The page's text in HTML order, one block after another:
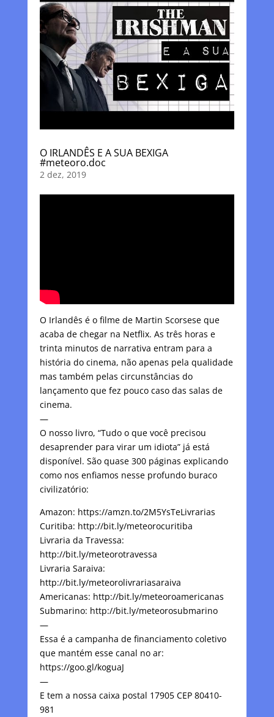
O IRLANDÊS E A SUA BEXIGA
#meteoro.doc
2 dez, 2019
O Irlandês é o filme de Martin Scorsese que
acaba de chegar na Netflix. As três horas e
trinta minutos de narrativa entram para a
história do cinema, não apenas pela qualidade
mas também pelas circunstâncias do
lançamento que fez pouco caso das salas de
cinema.
—
O nosso livro, “Tudo o que você precisou
desaprender para virar um idiota” já está
disponível. São quase 300 páginas explicando
como nos enfiamos nesse profundo buraco
civilizatório:
Amazon: https://amzn.to/2M5YsTeLivrarias
Curitiba: http://bit.ly/meteorocuritiba
Livraria da Travessa:
http://bit.ly/meteorotravessa
Livraria Saraiva:
http://bit.ly/meteorolivrariasaraiva
Americanas: http://bit.ly/meteoroamericanas
Submarino: http://bit.ly/meteorosubmarino
—
Essa é a campanha de financiamento coletivo
que mantém esse canal no ar:
https://goo.gl/koguaJ
—
E tem a nossa caixa postal 17905 CEP 80410-
981